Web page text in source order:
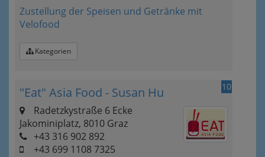
Zustellung der Speisen und Getränke mit
Velofood
Kategorien
10
"Eat" Asia Food - Susan Hu
Radetzkystraße 6 Ecke
Jakominiplatz, 8010 Graz
+43 316 902 892
+43 699 1108 7325